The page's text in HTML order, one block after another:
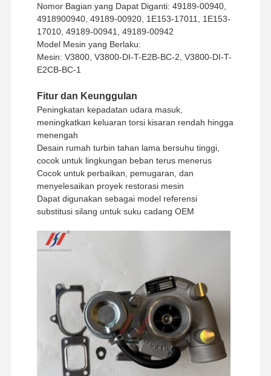
Rumah Produk
Pertunjukan
VR
Tentang
Kami
Jumlah Pesanan
Minimum
1 buah
Metode Pembayaran
Western Union, T/T
Metode Pengiriman
UPS/DHL/EMS/TNT/FedEx
Nomor Bagian yang Dapat Diganti: 49189-00940,
4918900940, 49189-00920, 1E153-17011, 1E153-
17010, 49189-00941, 49189-00942
Model Mesin yang Berlaku:
Mesin: V3800, V3800-DI-T-E2B-BC-2, V3800-DI-T-
E2CB-BC-1
Fitur dan Keunggulan
Peningkatan kepadatan udara masuk,
meningkatkan keluaran torsi kisaran rendah hingga
menengah
Desain rumah turbin tahan lama bersuhu tinggi,
cocok untuk lingkungan beban terus menerus
Cocok untuk perbaikan, pemugaran, dan
menyelesaikan proyek restorasi mesin
Dapat digunakan sebagai model referensi
substitusi silang untuk suku cadang OEM